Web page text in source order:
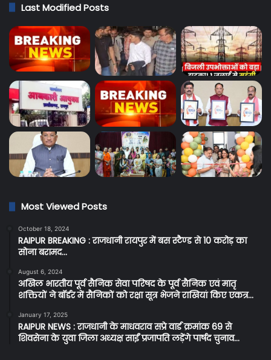
Last Modified Posts
Most Viewed Posts
October 18, 2024
RAIPUR BREAKING : राजधानी रायपुर में बस स्टैण्ड से 10 करोड़ का
सोना बरामद…
August 6, 2024
अखिल भारतीय पूर्व सैनिक सेवा परिषद के पूर्व सैनिक एवं मातृ
शक्तियों ने बॉर्डर में सैनिकों को रक्षा सूत्र भेजने राखियां किए एकत्र…
January 17, 2025
RAIPUR NEWS : राजधानी के माधवराव सप्रे वार्ड क्रमांक 69 से
शिवसेना के युवा जिला अध्यक्ष साईं प्रजापति लड़ेंगे पार्षद चुनाव…